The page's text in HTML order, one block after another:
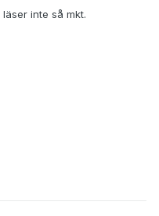
inte så mkt.